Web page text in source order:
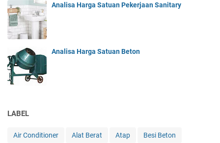
Analisa Harga Satuan Pekerjaan Sanitary
Analisa Harga Satuan Beton
LABEL
Air Conditioner Alat Berat Atap Besi Beton